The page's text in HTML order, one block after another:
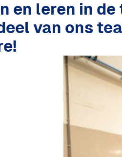
en leren in
van ons